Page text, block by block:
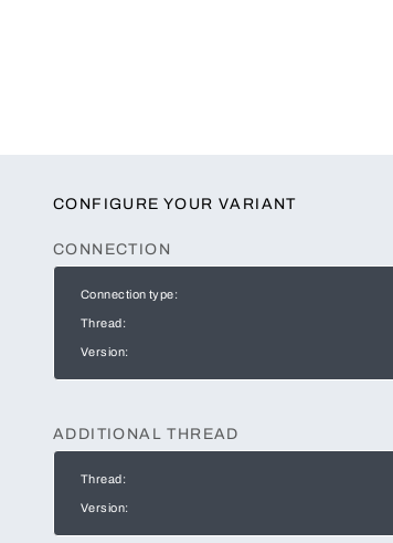
CONFIGURE YOUR VARIANT
CONNECTION
Connection type:
Thread:
Version:
ADDITIONAL THREAD
Thread:
Version: